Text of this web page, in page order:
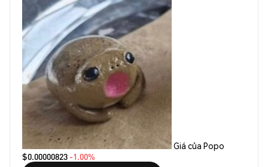
Giá của Popo
$0.00000823 -1.00%